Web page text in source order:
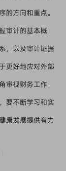
的方向和重点。
审计的基本概
，以及审计证据
更好地应对外部
视财务工作，
要不断学习和实
康发展提供有力